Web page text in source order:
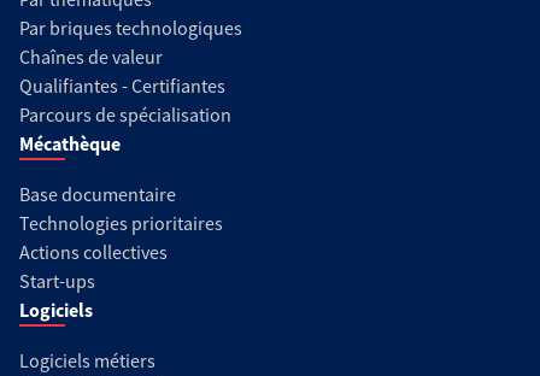
Par briques technologiques
Chaînes de valeur
Qualifiantes - Certifiantes
Parcours de spécialisation
Mécathèque
Base documentaire
Technologies prioritaires
Actions collectives
Start-ups
Logiciels
Logiciels métiers